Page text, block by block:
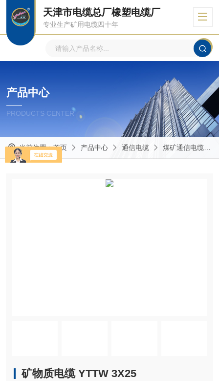
天津市电缆总厂橡塑电缆厂
专业生产矿用电缆四十年
产品中心
PRODUCTS CENTER
当前位置：首页 产品中心 通信电缆 煤矿通信电缆
矿物质电缆 YTTW 3X25